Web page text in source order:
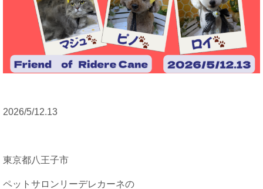
2026/5/12.13
東京都八王子市
ペットサロンリーデレカーネの